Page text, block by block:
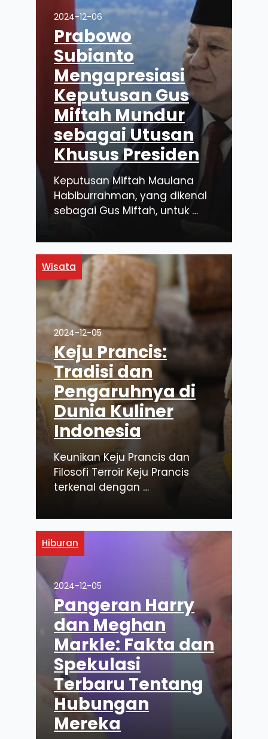
2024-12-06
Prabowo
Subianto
Mengapresiasi
Keputusan Gus
Miftah Mundur
sebagai Utusan
Khusus Presiden
Keputusan Miftah Maulana
Habiburrahman, yang dikenal
sebagai Gus Miftah, untuk …
Wisata
2024-12-05
Keju Prancis:
Tradisi dan
Pengaruhnya di
Dunia Kuliner
Indonesia
Keunikan Keju Prancis dan
Filosofi Terroir Keju Prancis
terkenal dengan …
Hiburan
2024-12-05
Pangeran Harry
dan Meghan
Markle: Fakta dan
Spekulasi
Terbaru Tentang
Hubungan
Mereka